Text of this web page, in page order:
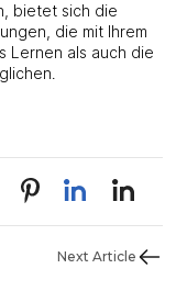
bietet sich die
die mit Ihrem
Lernen als auch die
Next Article